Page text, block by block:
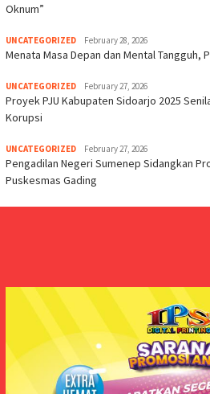
Oknum”
UNCATEGORIZED February 28, 2026
Menata Masa Depan dan Mental Tangguh,
UNCATEGORIZED February 27, 2026
Proyek PJU Kabupaten Sidoarjo 2025
Korupsi
UNCATEGORIZED February 27, 2026
Pengadilan Negeri Sumenep Sidangkan
Puskesmas Gading